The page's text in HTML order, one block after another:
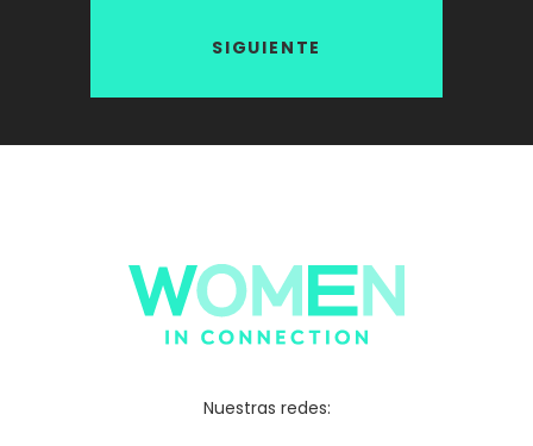
SIGUIENTE
Nuestras redes: